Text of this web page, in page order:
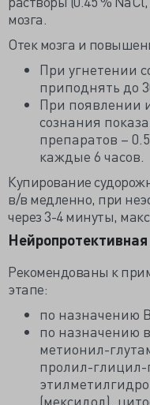
мозга.
Отек мозга и
При угнетении
приподнять до
При появлении
сознания
препаратов –
каждые 6 часов.
Купирование
в/в медленно, при
через 3-4 минуты,
Рекомендованы к
этапе:
по назначению
по назначению
метионил-
пролил-глицил-
(мексидол),